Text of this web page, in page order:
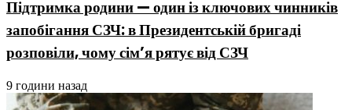
Підтримка родини — один із ключових чинників
запобігання СЗЧ: в Президентській бригаді
розповіли, чому сім’я рятує від СЗЧ
9 години назад